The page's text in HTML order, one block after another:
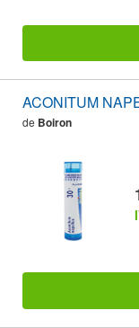
ACONITUM
de Boiron